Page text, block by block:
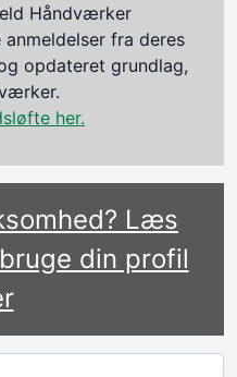
Håndværker
fra deres
opdateret grundlag,
her.
Læs
din profil